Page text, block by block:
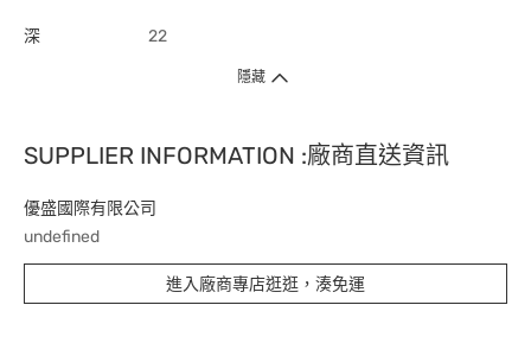
深 22
隱藏
SUPPLIER INFORMATION :廠商直送資訊
優盛國際有限公司
undefined
進入廠商專店逛逛，湊免運